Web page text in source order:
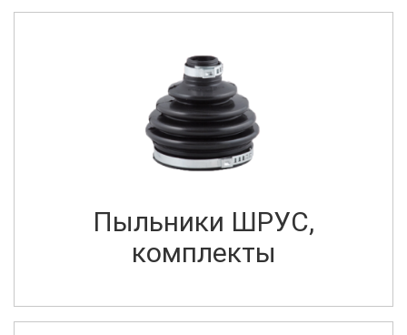
Пыльники ШРУС,
комплекты